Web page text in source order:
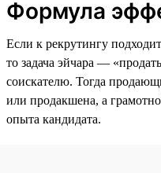
Формула
Если к рекрутингу
то задача эйчара —
соискателю. Тогда
или продакшена, а
опыта кандидата.